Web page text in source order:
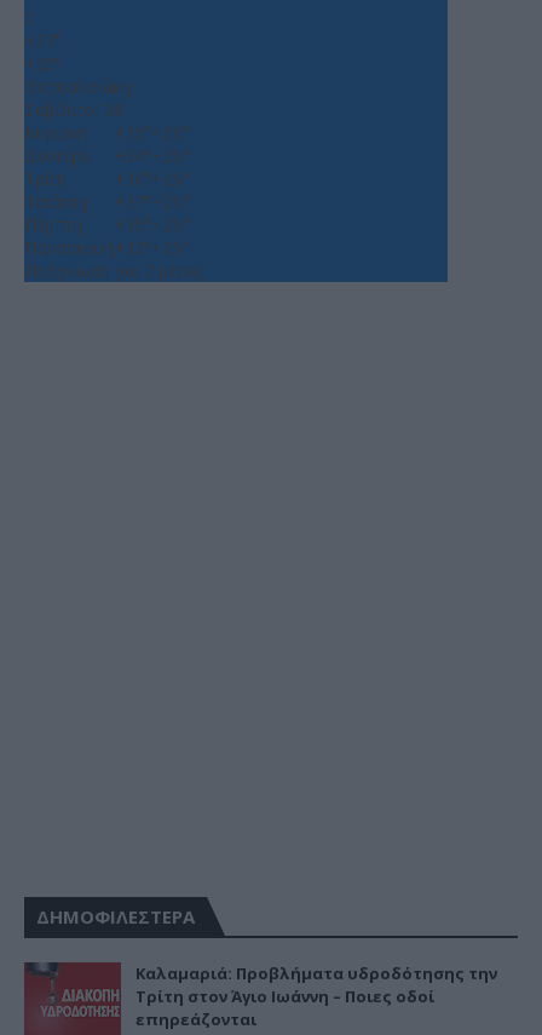
C
+37°
+25°
Θεσσαλονίκη
Σάββατο, 08
Κυριακή
+35°+28°
Δευτέρα
+34°+26°
Τρίτη
+36°+26°
Τετάρτη
+37°+26°
Πέμπτη
+35°+25°
Παρασκευή+32°+25°
Πρόγνωση για 7 μέρες
ΔΗΜΟΦΙΛΕΣΤΕΡΑ
Καλαμαριά: Προβλήματα υδροδότησης την
Τρίτη στον Άγιο Ιωάννη – Ποιες οδοί
επηρεάζονται